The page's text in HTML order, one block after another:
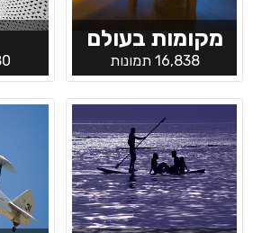
מקומות בעולם
16,838 תמונות